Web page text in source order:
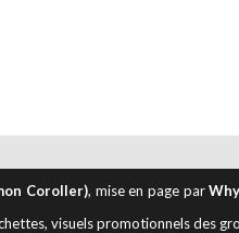
Coroller), mise en page par
visuels promotionnels des